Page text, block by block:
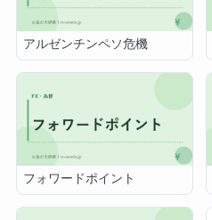
アルゼンチンペソ危機
フォワードポイント